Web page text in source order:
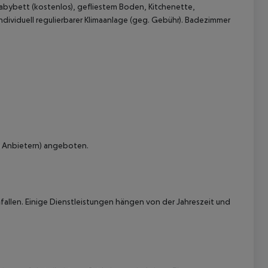
(kostenlos), gefliestem Boden, Kitchenette,
regulierbarer Klimaanlage (geg. Gebühr). Badezimmer
Anbietern) angeboten.
Einige Dienstleistungen hängen von der Jahreszeit und